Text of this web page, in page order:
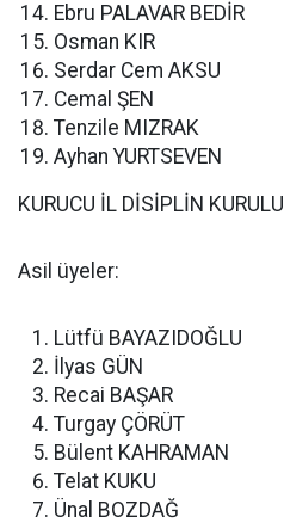
Ebru PALAVAR BEDİR
Osman KIR
Serdar Cem AKSU
Cemal ŞEN
Tenzile MIZRAK
Ayhan YURTSEVEN
KURUCU İL DİSİPLİN KURULU
Asil üyeler:
Lütfü BAYAZIDOĞLU
İlyas GÜN
Recai BAŞAR
Turgay ÇÖRÜT
Bülent KAHRAMAN
Telat KUKU
Ünal BOZDAĞ